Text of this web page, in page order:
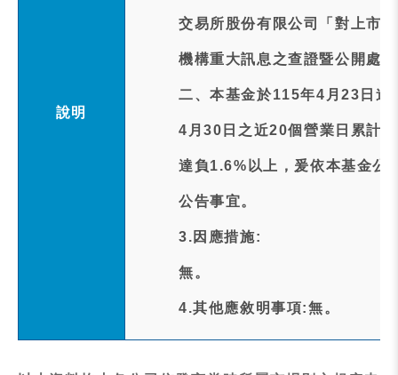
說明
交易所股份有限公司「對上市
機構重大訊息之查證暨公開處
二、本基金於115年4月23日進
4月30日之近20個營業日累
達負1.6%以上，爰依本基金公
公告事宜。
3.因應措施:
無。
4.其他應敘明事項:無。